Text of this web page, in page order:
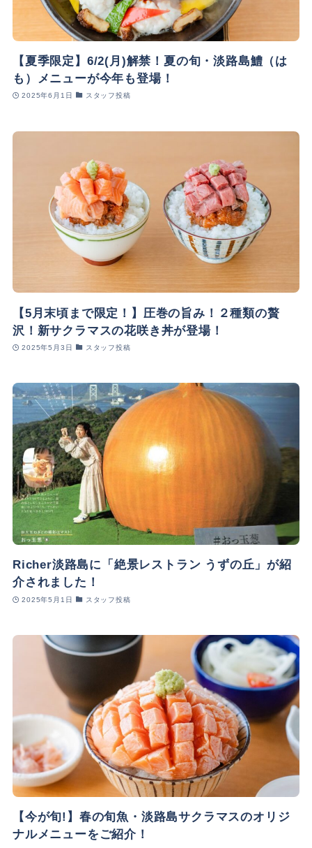
【夏季限定】6/2(月)解禁！夏の旬・淡路島鱧（は
も）メニューが今年も登場！
2025年6月1日 スタッフ投稿
【5月末頃まで限定！】圧巻の旨み！２種類の贅
沢！新サクラマスの花咲き丼が登場！
2025年5月3日 スタッフ投稿
Richer淡路島に「絶景レストラン うずの丘」が紹
介されました！
2025年5月1日 スタッフ投稿
【今が旬!】春の旬魚・淡路島サクラマスのオリジ
ナルメニューをご紹介！